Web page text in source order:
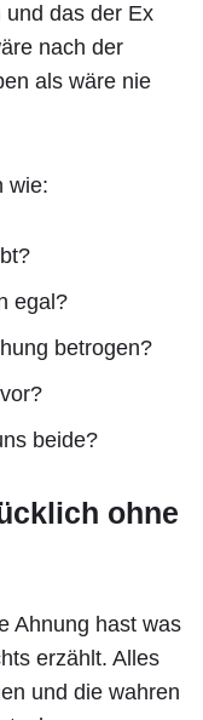
und das der Ex
nach der
als wäre nie
wie:
egal?
betrogen?
beide?
ohne
Ahnung hast was
erzählt. Alles
und die wahren